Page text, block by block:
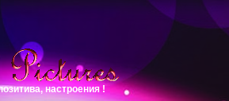
настроения !